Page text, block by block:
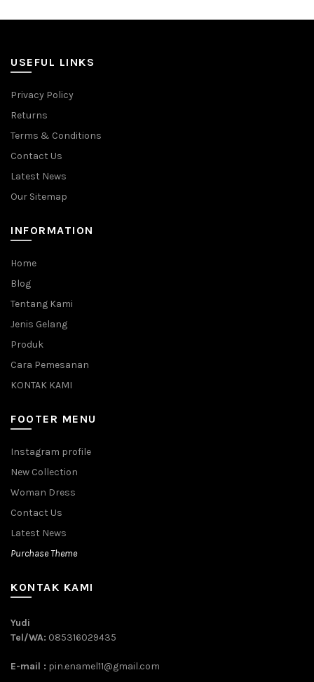
USEFUL LINKS
Privacy Policy
Returns
Terms & Conditions
Contact Us
Latest News
Our Sitemap
INFORMATION
Home
Blog
Tentang Kami
Jenis Gelang
Produk
Cara Pemesanan
KONTAK KAMI
FOOTER MENU
Instagram profile
New Collection
Woman Dress
Contact Us
Latest News
Purchase Theme
KONTAK KAMI
Yudi
Tel/WA: 085316029435
E-mail : pin.enamel11@gmail.com